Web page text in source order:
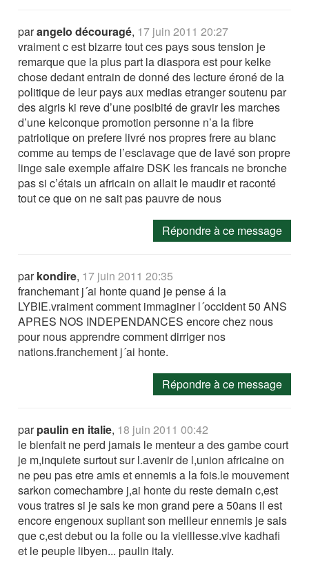
parangelo découragé, 17 juin 2011 20:27
vraiment c est bizarre tout ces pays sous tension je
remarque que la plus part la diaspora est pour kelke
chose dedant entrain de donné des lecture éroné de la
politique de leur pays aux medias etranger soutenu par
des aigris ki reve d’une posibité de gravir les marches
d’une kelconque promotion personne n’a la fibre
patriotique on prefere livré nos propres frere au blanc
comme au temps de l’esclavage que de lavé son propre
linge sale exemple affaire DSK les francais ne bronche
pas si c’étais un africain on allait le maudir et raconté
tout ce que on ne sait pas pauvre de nous
Répondre à ce message
parkondire, 17 juin 2011 20:35
franchemant j´ai honte quand je pense á la
LYBIE.vraiment comment immaginer l´occident 50 ANS
APRES NOS INDEPENDANCES encore chez nous
pour nous apprendre comment dirriger nos
nations.franchement j´ai honte.
Répondre à ce message
parpaulin en italie, 18 juin 2011 00:42
le bienfait ne perd jamais le menteur a des gambe court
je m,inquiete surtout sur l.avenir de l,union africaine on
ne peu pas etre amis et ennemis a la fois.le mouvement
sarkon comechambre j,ai honte du reste demain c,est
vous tratres si je sais ke mon grand pere a 50ans il est
encore engenoux supliant son meilleur ennemis je sais
que c,est debut ou la folie ou la vieillesse.vive kadhafi
et le peuple libyen... paulin italy.